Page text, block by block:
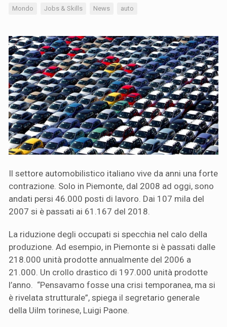
Mondo Jobs & Skills News auto
Il settore automobilistico italiano vive da anni una forte
contrazione. Solo in Piemonte, dal 2008 ad oggi, sono
andati persi 46.000 posti di lavoro. Dai 107 mila del
2007 si è passati ai 61.167 del 2018.
La riduzione degli occupati si specchia nel calo della
produzione. Ad esempio, in Piemonte si è passati dalle
218.000 unità prodotte annualmente del 2006 a
21.000. Un crollo drastico di 197.000 unità prodotte
l’anno. “Pensavamo fosse una crisi temporanea, ma si
è rivelata strutturale”, spiega il segretario generale
della Uilm torinese, Luigi Paone.